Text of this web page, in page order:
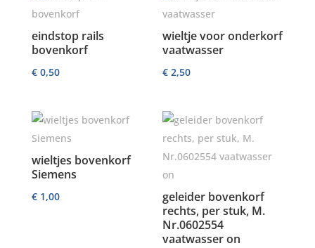
eindstop rails
bovenkorf
€0,50
wieltje voor onderkorf
vaatwasser
€ 2,50
wieltjes bovenkorf
Siemens
€1,00
geleider bovenkorf
rechts, per stuk, M.
Nr.0602554
vaatwasser on